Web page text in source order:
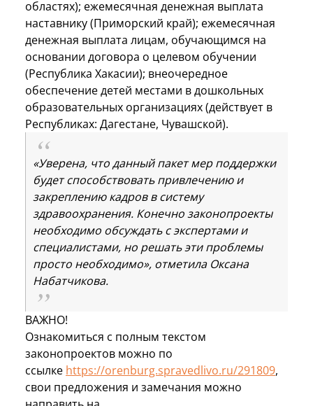
областях); ежемесячная денежная выплата
наставнику (Приморский край); ежемесячная
денежная выплата лицам, обучающимся на
основании договора о целевом обучении
(Республика Хакасии); внеочередное
обеспечение детей местами в дошкольных
образовательных организациях (действует в
Республиках: Дагестане, Чувашской).
«Уверена, что данный пакет мер поддержки
будет способствовать привлечению и
закреплению кадров в систему
здравоохранения. Конечно законопроекты
необходимо обсуждать с экспертами и
специалистами, но решать эти проблемы
просто необходимо», отметила Оксана
Набатчикова.
ВАЖНО!
Ознакомиться с полным текстом
законопроектов можно по
ссылке https://orenburg.spravedlivo.ru/291809,
свои предложения и замечания можно